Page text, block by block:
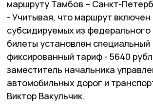
маршруту Тамбов – Санкт-
- Учитывая, что маршрут включен
субсидируемых из
билеты установлен специальный
фиксированный тариф - 5640
заместитель начальника
автомобильных дорог и
Виктор Вакульчик.